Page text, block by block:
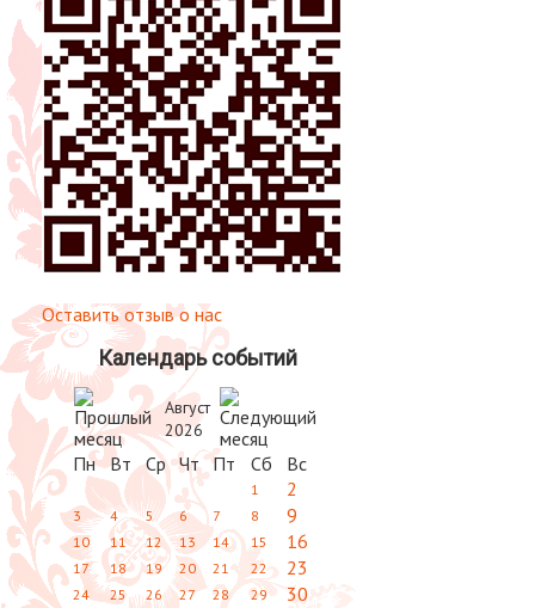
Оставить отзыв о нас
Календарь событий
Август
2026
Пн Вт Ср Чт Пт Сб Вс
1 2
3 4 5 6 7 8 9
10 11 12 13 14 15 16
17 18 19 20 21 22 23
24 25 26 27 28 29 30